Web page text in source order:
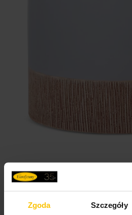
Zgoda Szczegóły
Osłonka ceramiczna na